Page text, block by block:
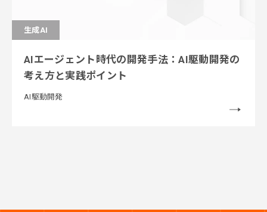
生成AI
AIエージェント時代の開発手法：AI駆動開発の
考え方と実践ポイント
AI駆動開発